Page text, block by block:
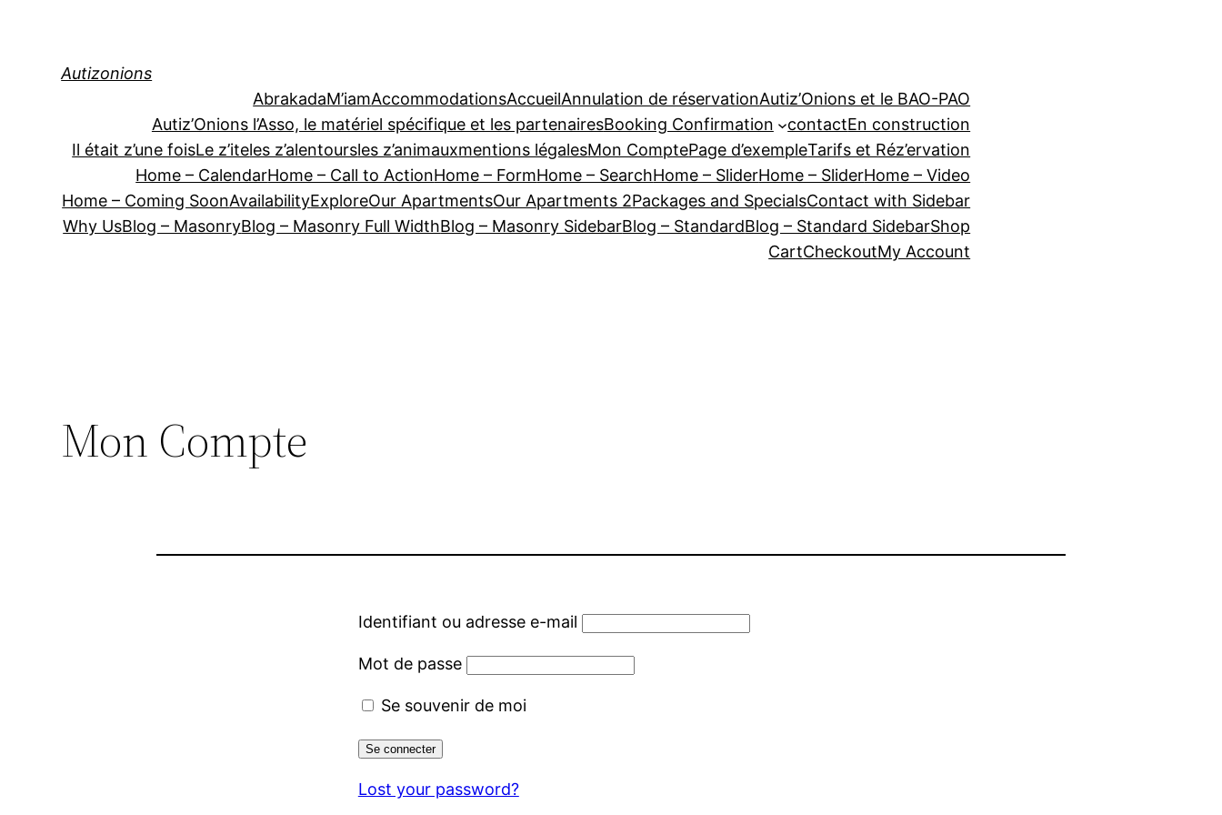
Autizonions
AbrakadaM’iamAccommodationsAccueilAnnulation de réservationAutiz’Onions et le BAO-PAO
Autiz’Onions l’Asso, le matériel spécifique et les partenairesBooking Confirmation contactEn construction
Il était z’une foisLe z’iteles z’alentoursles z’animauxmentions légalesMon ComptePage d’exempleTarifs et Réz’ervation
Home – CalendarHome – Call to ActionHome – FormHome – SearchHome – SliderHome – SliderHome – Video
Home – Coming SoonAvailabilityExploreOur ApartmentsOur Apartments 2Packages and SpecialsContact with Sidebar
Why UsBlog – MasonryBlog – Masonry Full WidthBlog – Masonry SidebarBlog – StandardBlog – Standard SidebarShop
CartCheckoutMy Account
Mon Compte
Identifiant ou adresse e-mail
Mot de passe
Se souvenir de moi
Lost your password?